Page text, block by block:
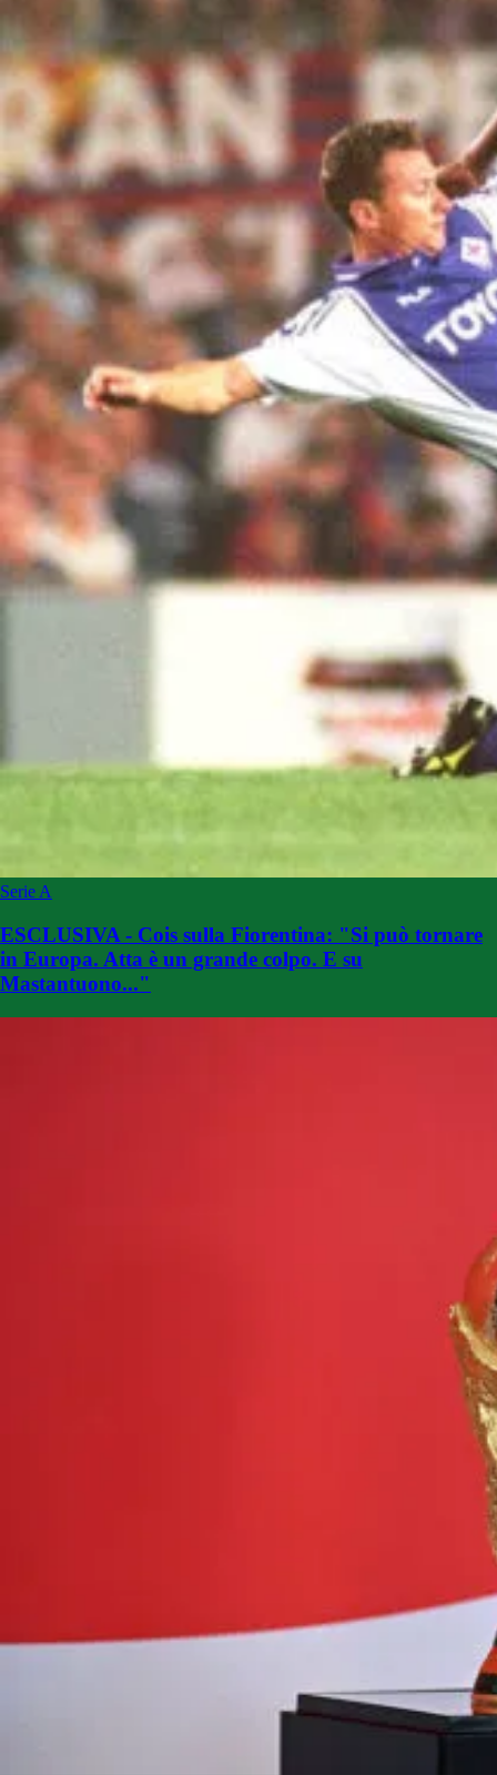
Serie A
ESCLUSIVA - Cois sulla Fiorentina: "Si può tornare
in Europa. Atta è un grande colpo. E su
Mastantuono..."